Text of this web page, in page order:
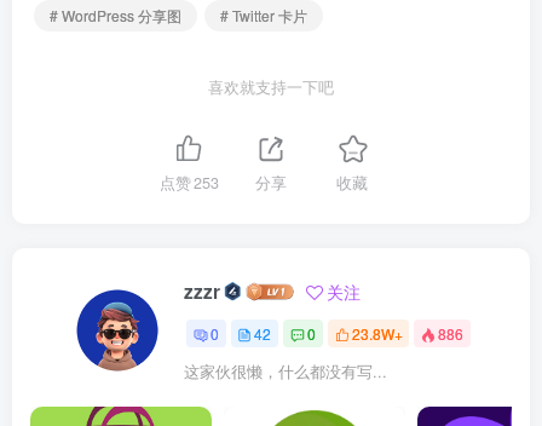
# WordPress 分享图
# Twitter 卡片
喜欢就支持一下吧
点赞253 分享 收藏
zzzr 关注
0 42 0 23.8W+ 886
这家伙很懒，什么都没有写...